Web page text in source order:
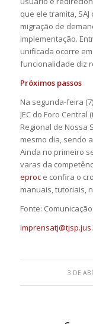
que ele tramita,
migração de
implementação.
unificada ocorre
funcionalidade diz
Próximos passos
Na segunda-feira
JEC do Foro Central
Regional de Nossa
mesmo dia, sendo
Ainda no primeiro
varas da
eproce confira o
manuais, tutoriais,
Fonte: Comunicação
3 DE